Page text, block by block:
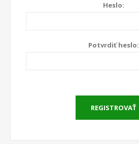
Heslo:
Potvrdiť heslo:
REGISTROVAŤ